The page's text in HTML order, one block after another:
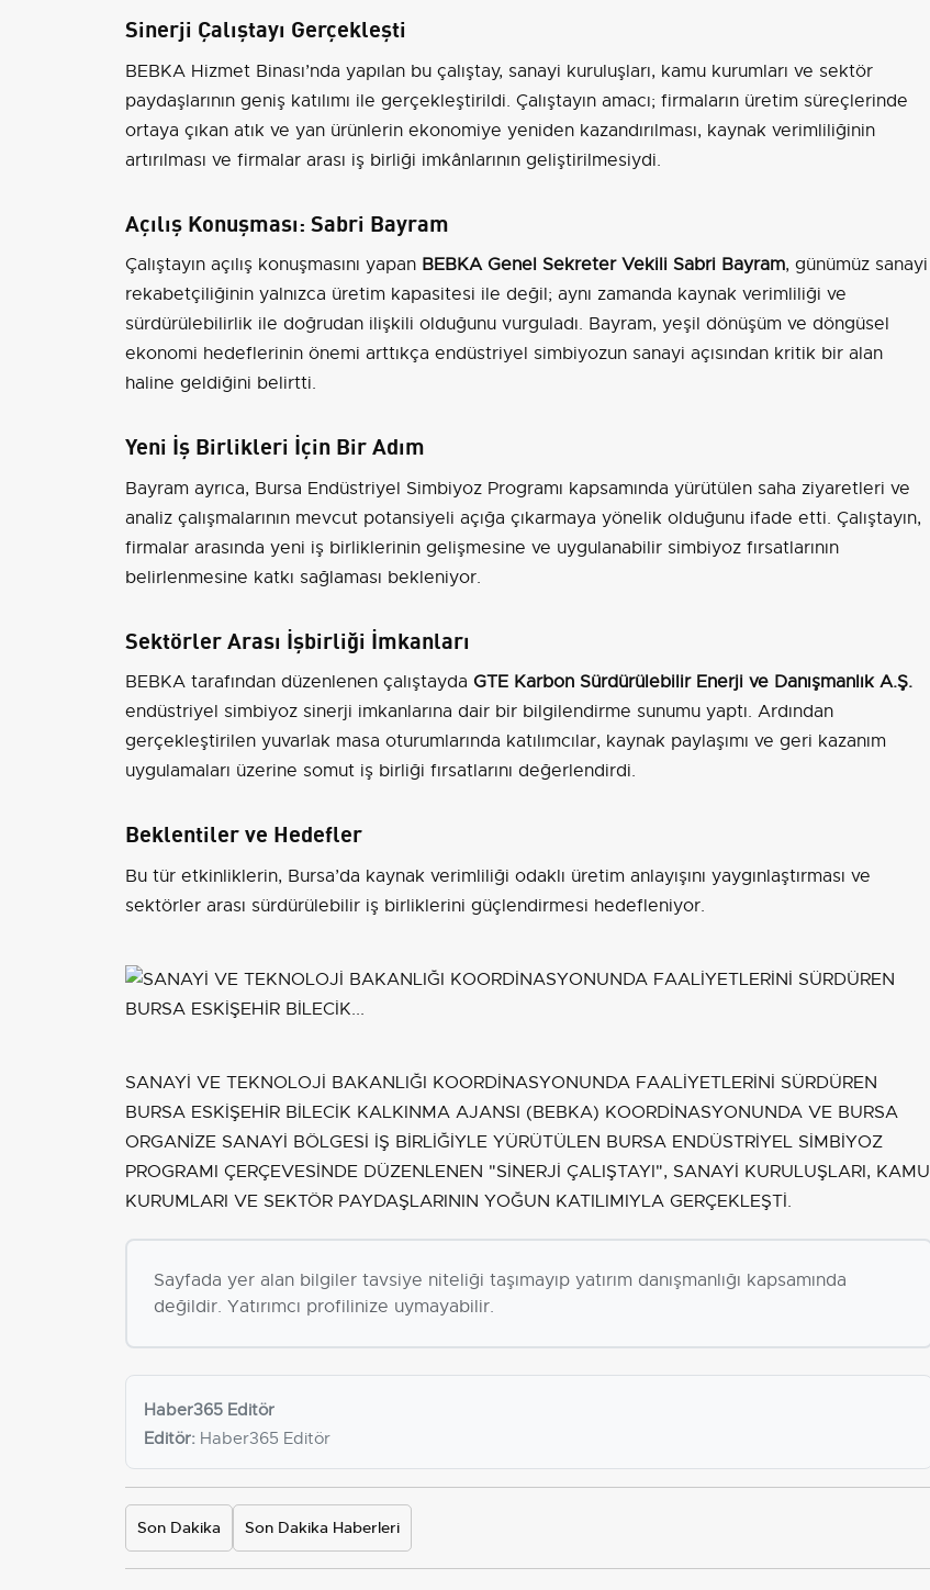
Sinerji Çalıştayı Gerçekleşti
BEBKA Hizmet Binası’nda yapılan bu çalıştay, sanayi kuruluşları, kamu kurumları ve sektör
paydaşlarının geniş katılımı ile gerçekleştirildi. Çalıştayın amacı; firmaların üretim süreçlerinde
ortaya çıkan atık ve yan ürünlerin ekonomiye yeniden kazandırılması, kaynak verimliliğinin
artırılması ve firmalar arası iş birliği imkânlarının geliştirilmesiydi.
Açılış Konuşması: Sabri Bayram
Çalıştayın açılış konuşmasını yapan BEBKA Genel Sekreter Vekili Sabri Bayram, günümüz sanayi
rekabetçiliğinin yalnızca üretim kapasitesi ile değil; aynı zamanda kaynak verimliliği ve
sürdürülebilirlik ile doğrudan ilişkili olduğunu vurguladı. Bayram, yeşil dönüşüm ve döngüsel
ekonomi hedeflerinin önemi arttıkça endüstriyel simbiyozun sanayi açısından kritik bir alan
haline geldiğini belirtti.
Yeni İş Birlikleri İçin Bir Adım
Bayram ayrıca, Bursa Endüstriyel Simbiyoz Programı kapsamında yürütülen saha ziyaretleri ve
analiz çalışmalarının mevcut potansiyeli açığa çıkarmaya yönelik olduğunu ifade etti. Çalıştayın,
firmalar arasında yeni iş birliklerinin gelişmesine ve uygulanabilir simbiyoz fırsatlarının
belirlenmesine katkı sağlaması bekleniyor.
Sektörler Arası İşbirliği İmkanları
BEBKA tarafından düzenlenen çalıştayda GTE Karbon Sürdürülebilir Enerji ve Danışmanlık A.Ş.
endüstriyel simbiyoz sinerji imkanlarına dair bir bilgilendirme sunumu yaptı. Ardından
gerçekleştirilen yuvarlak masa oturumlarında katılımcılar, kaynak paylaşımı ve geri kazanım
uygulamaları üzerine somut iş birliği fırsatlarını değerlendirdi.
Beklentiler ve Hedefler
Bu tür etkinliklerin, Bursa’da kaynak verimliliği odaklı üretim anlayışını yaygınlaştırması ve
sektörler arası sürdürülebilir iş birliklerini güçlendirmesi hedefleniyor.
SANAYİ VE TEKNOLOJİ BAKANLIĞI KOORDİNASYONUNDA FAALİYETLERİNİ SÜRDÜREN
BURSA ESKİŞEHİR BİLECİK KALKINMA AJANSI (BEBKA) KOORDİNASYONUNDA VE BURSA
ORGANİZE SANAYİ BÖLGESİ İŞ BİRLİĞİYLE YÜRÜTÜLEN BURSA ENDÜSTRİYEL SİMBİYOZ
PROGRAMI ÇERÇEVESİNDE DÜZENLENEN "SİNERJİ ÇALIŞTAYI", SANAYİ KURULUŞLARI, KAMU
KURUMLARI VE SEKTÖR PAYDAŞLARININ YOĞUN KATILIMIYLA GERÇEKLEŞTİ.
Sayfada yer alan bilgiler tavsiye niteliği taşımayıp yatırım danışmanlığı kapsamında
değildir. Yatırımcı profilinize uymayabilir.
Haber365 Editör
Editör: Haber365 Editör
Son Dakika Son Dakika Haberleri